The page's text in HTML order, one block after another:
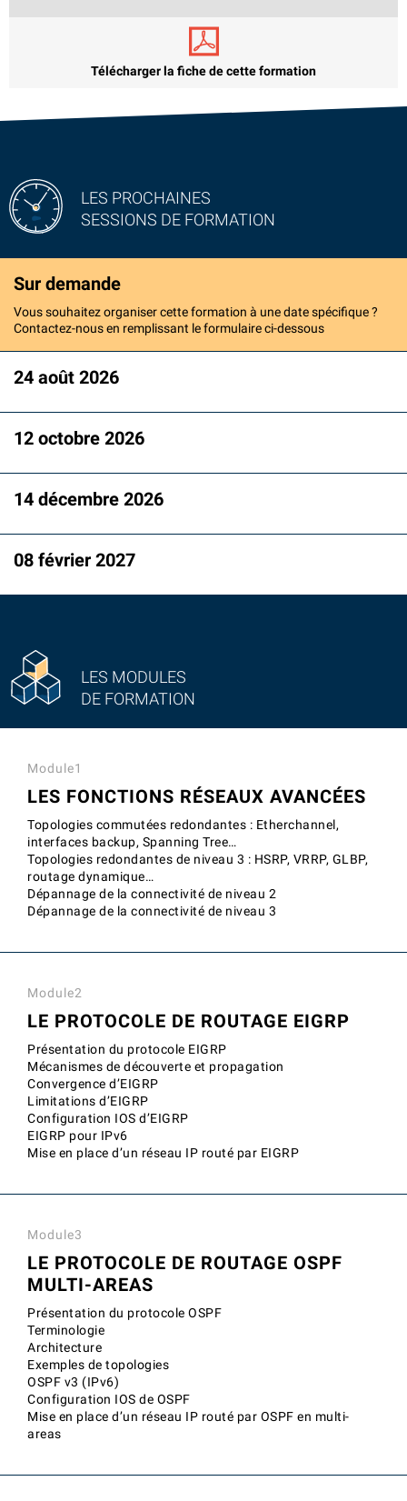
Télécharger la fiche de cette formation
LES MODULES
DE FORMATION
Module1
LES FONCTIONS RÉSEAUX AVANCÉES
Topologies commutées redondantes : Etherchannel,
interfaces backup, Spanning Tree…
Topologies redondantes de niveau 3 : HSRP, VRRP, GLBP,
routage dynamique…
Dépannage de la connectivité de niveau 2
Dépannage de la connectivité de niveau 3
Module2
LE PROTOCOLE DE ROUTAGE EIGRP
Présentation du protocole EIGRP
Mécanismes de découverte et propagation
Convergence d’EIGRP
Limitations d’EIGRP
Configuration IOS d’EIGRP
EIGRP pour IPv6
Mise en place d’un réseau IP routé par EIGRP
Module3
LE PROTOCOLE DE ROUTAGE OSPF
MULTI-AREAS
Présentation du protocole OSPF
Terminologie
Architecture
Exemples de topologies
OSPF v3 (IPv6)
Configuration IOS de OSPF
Mise en place d’un réseau IP routé par OSPF en multi-
areas
LES PROCHAINES
SESSIONS DE FORMATION
Sur demande
Vous souhaitez organiser cette formation à une date spécifique ?
Contactez-nous en remplissant le formulaire ci-dessous
24 août 2026
12 octobre 2026
14 décembre 2026
08 février 2027